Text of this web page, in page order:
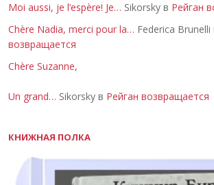
Moi aussi, je l’espère! Je… Sikorsky в Рейган
Chère Nadia, merci pour la… Federica Brunelli
возвращается
Chère Suzanne,
Un grand… Sikorsky в Рейган возвращается
КНИЖНАЯ ПОЛКА